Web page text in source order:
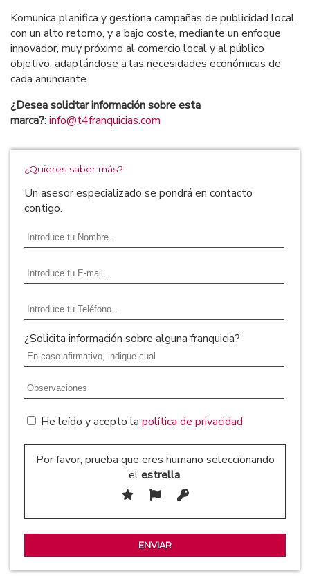
Komunica planifica y gestiona campañas de publicidad local
con un alto retorno, y a bajo coste, mediante un enfoque
innovador, muy próximo al comercio local y al público
objetivo, adaptándose a las necesidades económicas de
cada anunciante.
¿Desea solicitar información sobre esta
marca?:info@t4franquicias.com
¿Quieres saber más?
Un asesor especializado se pondrá en contacto
contigo.
¿Solicita información sobre alguna franquicia?
He leído y acepto la política de privacidad
Por favor, prueba que eres humano seleccionando
elestrella.